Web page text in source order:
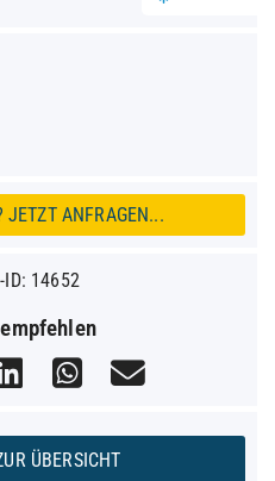
JETZT ANFRAGEN...
14652
ÜBERSICHT